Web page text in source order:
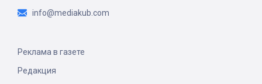
info@mediakub.com
Реклама в газете
Редакция